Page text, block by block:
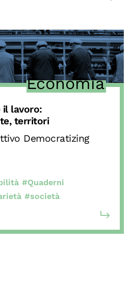
Economia
il lavoro:
territori
Democratizing
#Quaderni
#società